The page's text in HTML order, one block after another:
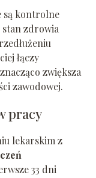
są kontrolne
zdrowia
łączy
zwiększa
zawodowej.
pracy
lekarskim z
33 dni